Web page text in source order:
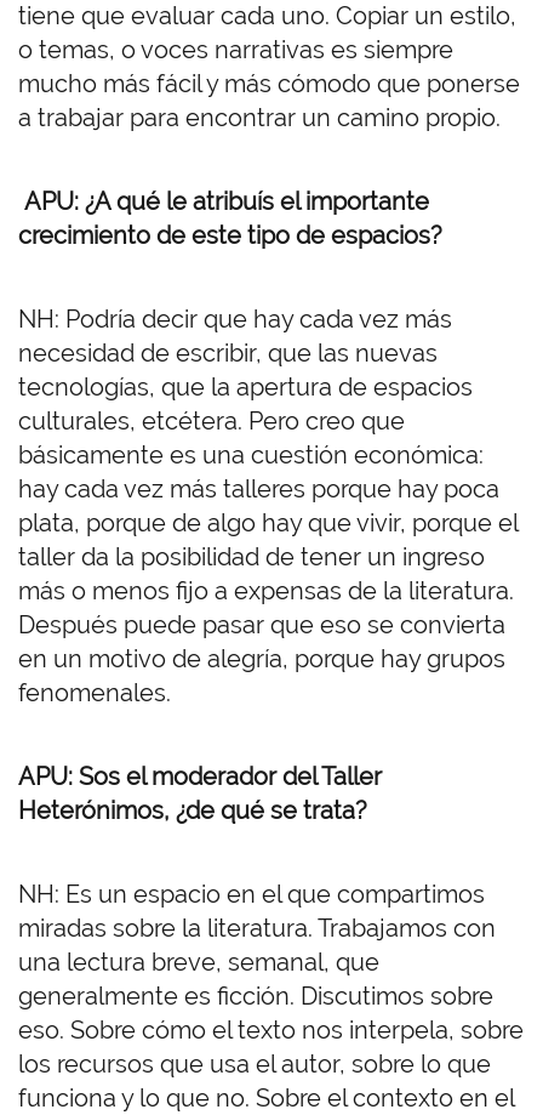
tiene que evaluar cada uno. Copiar un estilo,
o temas, o voces narrativas es siempre
mucho más fácil y más cómodo que ponerse
a trabajar para encontrar un camino propio.
APU: ¿A qué le atribuís el importante
crecimiento de este tipo de espacios?
NH: Podría decir que hay cada vez más
necesidad de escribir, que las nuevas
tecnologías, que la apertura de espacios
culturales, etcétera. Pero creo que
básicamente es una cuestión económica:
hay cada vez más talleres porque hay poca
plata, porque de algo hay que vivir, porque el
taller da la posibilidad de tener un ingreso
más o menos fijo a expensas de la literatura.
Después puede pasar que eso se convierta
en un motivo de alegría, porque hay grupos
fenomenales.
APU: Sos el moderador del Taller
Heterónimos, ¿de qué se trata?
NH: Es un espacio en el que compartimos
miradas sobre la literatura. Trabajamos con
una lectura breve, semanal, que
generalmente es ficción. Discutimos sobre
eso. Sobre cómo el texto nos interpela, sobre
los recursos que usa el autor, sobre lo que
funciona y lo que no. Sobre el contexto en el